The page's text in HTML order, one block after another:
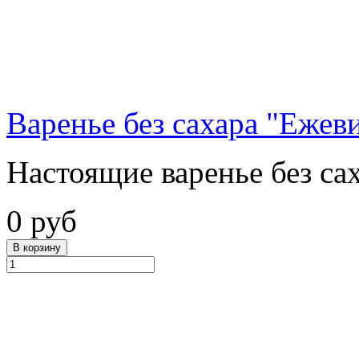
Варенье без сахара
Настоящие варенье без
0 руб